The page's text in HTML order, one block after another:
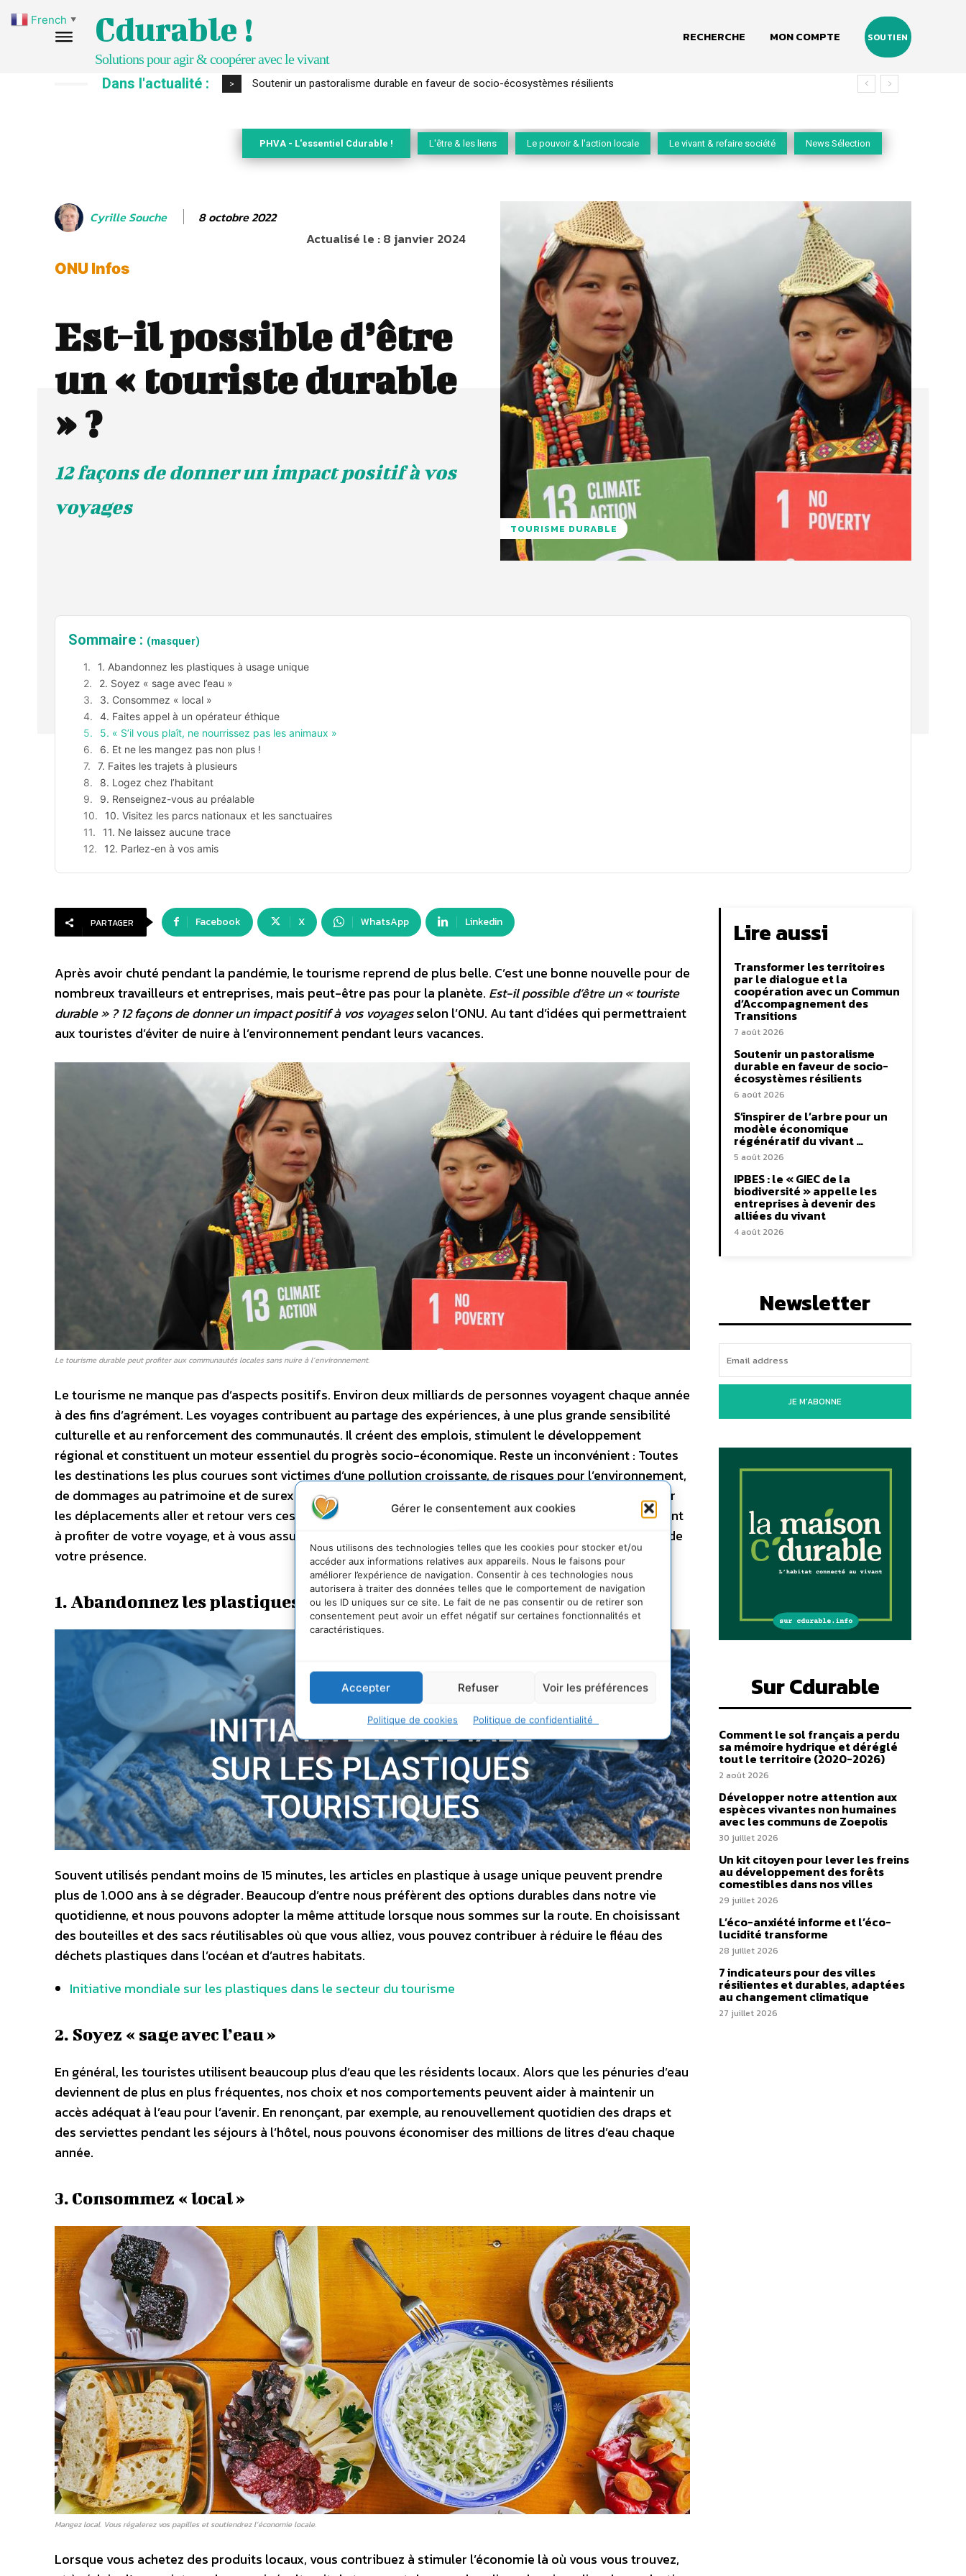
Gérer le consentement aux cookies
Nous utilisons des technologies telles que les cookies pour stocker et/ou
accéder aux informations relatives aux appareils. Nous le faisons pour
améliorer l’expérience de navigation. Consentir à ces technologies nous
autorisera à traiter des données telles que le comportement de navigation
ou les ID uniques sur ce site. Le fait de ne pas consentir ou de retirer son
consentement peut avoir un effet négatif sur certaines fonctionnalités et
caractéristiques.
Accepter Refuser Voir les préférences
Politique de cookies Politique de confidentialité
Cdurable !
Solutions pour agir & coopérer avec le vivant
RECHERCHE MON COMPTE SOUTIEN
Dans l'actualité : > S’inspirer de l’arbre pour un modèle économique régénératif du vivant …
PHVA - L'essentiel Cdurable ! L'être & les liens Le pouvoir & l'action locale Le vivant & refaire société News Sélection
Cyrille Souche 8 octobre 2022
Actualisé le :8 janvier 2024
ONU Infos
Est-il possible d’être
un « touriste durable
» ?
12 façons de donner un impact positif à vos
voyages
TOURISME DURABLE
Sommaire : (masquer)
1. Abandonnez les plastiques à usage unique
2. Soyez « sage avec l’eau »
3. Consommez « local »
4. Faites appel à un opérateur éthique
5. « S’il vous plaît, ne nourrissez pas les animaux »
6. Et ne les mangez pas non plus !
7. Faites les trajets à plusieurs
8. Logez chez l’habitant
9. Renseignez-vous au préalable
10. Visitez les parcs nationaux et les sanctuaires
11. Ne laissez aucune trace
12. Parlez-en à vos amis
PARTAGER Facebook X WhatsApp Linkedin
Après avoir chuté pendant la pandémie, le tourisme reprend de plus belle. C’est une bonne nouvelle pour de
nombreux travailleurs et entreprises, mais peut-être pas pour la planète. Est-il possible d’être un « touriste
durable » ? 12 façons de donner un impact positif à vos voyagesselon l’ONU. Au tant d’idées qui permettraient
aux touristes d’éviter de nuire à l’environnement pendant leurs vacances.
Le tourisme durable peut profiter aux communautés locales sans nuire à l’environnement.
Le tourisme ne manque pas d’aspects positifs. Environ deux milliards de personnes voyagent chaque année
à des fins d’agrément. Les voyages contribuent au partage des expériences, à une plus grande sensibilité
culturelle et au renforcement des communautés. Il créent des emplois, stimulent le développement
régional et constituent un moteur essentiel du progrès socio-économique. Reste un inconvénient : Toutes
les destinations les plus courues sont victimes d’une pollution croissante, de risques pour l’environnement,
de dommages au patrimoine et de surexploitation des ressources. A cela s’ajoute la pollution causée par
les déplacements aller et retour vers ces destinations. Voilà pourquoi ces quelques conseils vous aideront
à profiter de votre voyage, et à vous assurer que votre destination touristique préférée ne souffrira pas de
votre présence.
1. Abandonnez les plastiques à usage unique
Souvent utilisés pendant moins de 15 minutes, les articles en plastique à usage unique peuvent prendre
plus de 1.000 ans à se dégrader. Beaucoup d’entre nous préfèrent des options durables dans notre vie
quotidienne, et nous pouvons adopter la même attitude lorsque nous sommes sur la route. En choisissant
des bouteilles et des sacs réutilisables où que vous alliez, vous pouvez contribuer à réduire le fléau des
déchets plastiques dans l’océan et d’autres habitats.
Initiative mondiale sur les plastiques dans le secteur du tourisme
2. Soyez « sage avec l’eau »
En général, les touristes utilisent beaucoup plus d’eau que les résidents locaux. Alors que les pénuries d’eau
deviennent de plus en plus fréquentes, nos choix et nos comportements peuvent aider à maintenir un
accès adéquat à l’eau pour l’avenir. En renonçant, par exemple, au renouvellement quotidien des draps et
des serviettes pendant les séjours à l’hôtel, nous pouvons économiser des millions de litres d’eau chaque
année.
3. Consommez « local »
Mangez local. Vous régalerez vos papilles et soutiendrez l’économie locale.
Lorsque vous achetez des produits locaux, vous contribuez à stimuler l’économie là où vous vous trouvez,
Lire aussi
Transformer les territoires
par le dialogue et la
coopération avec un Commun
d’Accompagnement des
Transitions
7 août 2026
Soutenir un pastoralisme
durable en faveur de socio-
écosystèmes résilients
6 août 2026
S’inspirer de l’arbre pour un
modèle économique
régénératif du vivant …
5 août 2026
IPBES : le « GIEC de la
biodiversité » appelle les
entreprises à devenir des
alliées du vivant
4 août 2026
Newsletter
JE M'ABONNE
Sur Cdurable
Comment le sol français a perdu
sa mémoire hydrique et déréglé
tout le territoire (2020-2026)
2 août 2026
Développer notre attention aux
espèces vivantes non humaines
avec les communs de Zoepolis
30 juillet 2026
Un kit citoyen pour lever les freins
au développement des forêts
comestibles dans nos villes
29 juillet 2026
L’éco-anxiété informe et l’éco-
lucidité transforme
28 juillet 2026
7 indicateurs pour des villes
résilientes et durables, adaptées
au changement climatique
27 juillet 2026
French ▼